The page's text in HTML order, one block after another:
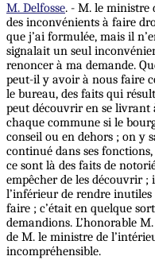
M. Delfosse. - M. le ministre
des inconvénients à faire
que j’ai formulée, mais il
signalait un seul
renoncer à ma demande.
peut-il y avoir à nous faire
le bureau, des faits qui
peut découvrir en se livrant
chaque commune si le
conseil ou en dehors ; on y
continué dans ses
ce sont là des faits de
empêcher de les découvrir
l’inférieur de rendre
faire ; c’était en quelque
demandions. L’honorable
de M. le ministre de
incompréhensible.